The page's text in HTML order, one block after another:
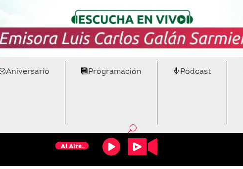
Aniversario Programación Podcast